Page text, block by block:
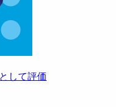
して評価